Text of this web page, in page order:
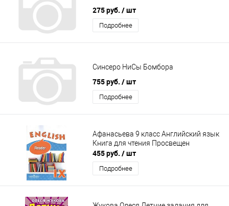
275 руб. / шт
Подробнее
Синсеро НиСы Бомбора
755 руб. / шт
Подробнее
Афанасьева 9 класс Английский язык
Книга для чтения Просвещен
455 руб. / шт
Подробнее